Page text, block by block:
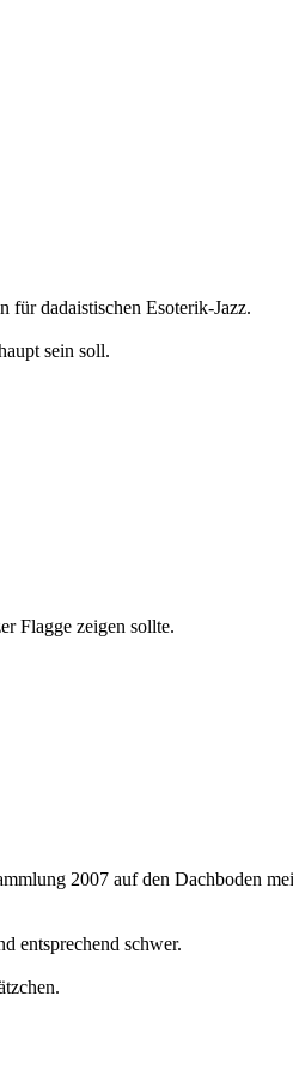
für dadaistischen Esoterik-Jazz.
sein soll.
2007 auf den Dachboden
entsprechend schwer.